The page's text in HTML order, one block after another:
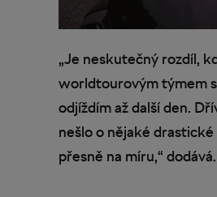
„Je neskutečný rozdíl,
worldtourovým týmem
odjíždím až další den.
nešlo o nějaké
přesně na míru,“ dodává.